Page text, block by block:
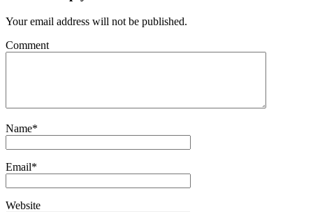
Your email address will not be published.
Comment
Name*
Email*
Website